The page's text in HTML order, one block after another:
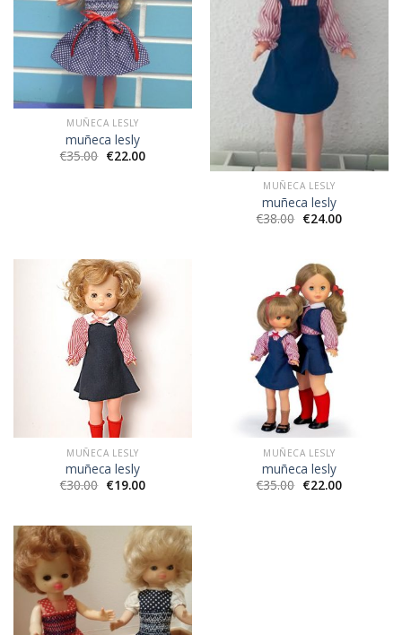
MUÑECA LESLY
muñeca lesly
€35.00 €22.00
MUÑECA LESLY
muñeca lesly
€38.00 €24.00
MUÑECA LESLY
muñeca lesly
€30.00 €19.00
MUÑECA LESLY
muñeca lesly
€35.00 €22.00